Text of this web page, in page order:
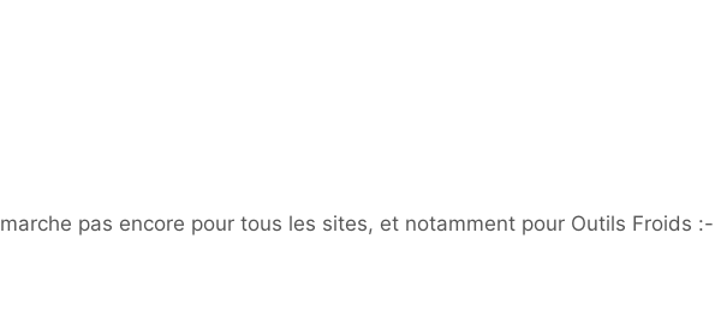
pas encore pour tous les sites, et notamment pour Outils Froids :-